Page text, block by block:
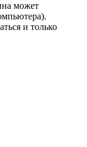
может
и только